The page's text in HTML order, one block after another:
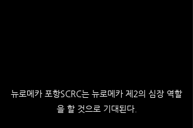
뉴로메카 포항SCRC는 뉴로메카 제2의 심장 역할
을 할 것으로 기대된다.